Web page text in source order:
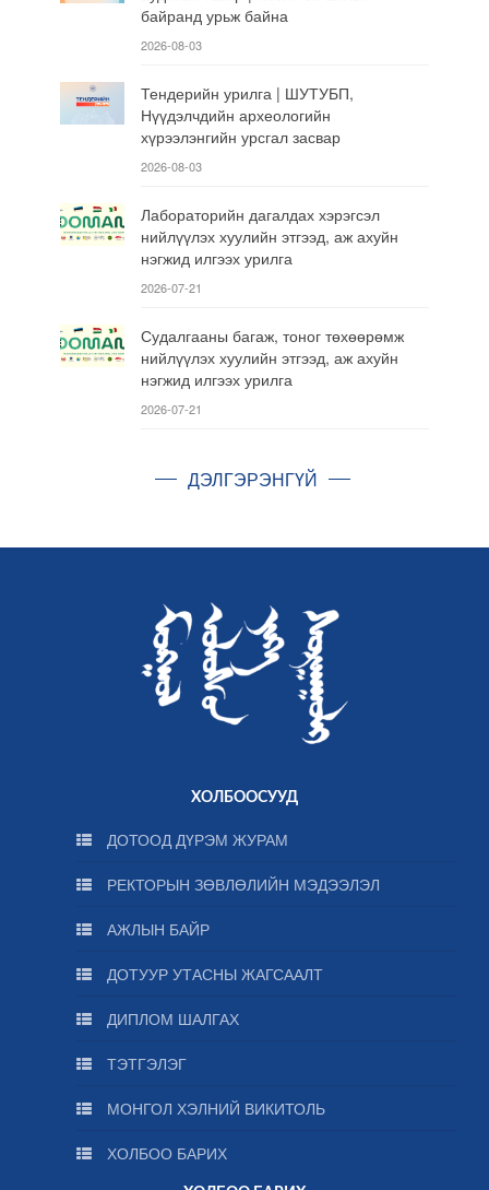
байранд урьж байна
2026-08-03
Тендерийн урилга | ШУТУБП,
Нүүдэлчдийн археологийн
хүрээлэнгийн урсгал засвар
2026-08-03
Лабораторийн дагалдах хэрэгсэл
нийлүүлэх хуулийн этгээд, аж ахуйн
нэгжид илгээх урилга
2026-07-21
Судалгааны багаж, тоног төхөөрөмж
нийлүүлэх хуулийн этгээд, аж ахуйн
нэгжид илгээх урилга
2026-07-21
ДЭЛГЭРЭНГҮЙ
ХОЛБООСУУД
ДОТООД ДҮРЭМ ЖУРАМ
РЕКТОРЫН ЗӨВЛӨЛИЙН МЭДЭЭЛЭЛ
АЖЛЫН БАЙР
ДОТУУР УТАСНЫ ЖАГСААЛТ
ДИПЛОМ ШАЛГАХ
ТЭТГЭЛЭГ
МОНГОЛ ХЭЛНИЙ ВИКИТОЛЬ
ХОЛБОО БАРИХ